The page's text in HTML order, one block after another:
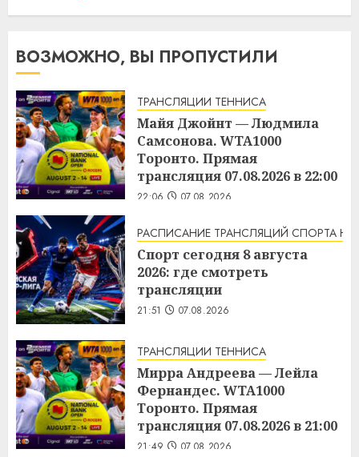
ВОЗМОЖНО, ВЫ ПРОПУСТИЛИ
ТРАНСЛЯЦИИ ТЕННИСА
Майя Джойнт — Людмила
Самсонова. WTA1000
Торонто. Прямая
трансляция 07.08.2026 в 22:00
22:06 07.08.2026
РАСПИСАНИЕ ТРАНСЛЯЦИЙ СПОРТА НА
Спорт сегодня 8 августа
2026: где смотреть
трансляции
21:51 07.08.2026
ТРАНСЛЯЦИИ ТЕННИСА
Мирра Андреева — Лейла
Фернандес. WTA1000
Торонто. Прямая
трансляция 07.08.2026 в 21:00
21:49 07.08.2026